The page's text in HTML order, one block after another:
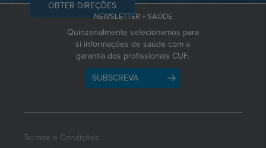
OBTER DIREÇÕES
NEWSLETTER + SAÚDE
Quinzenalmente selecionamos para
si informações de saúde com a
garantia dos profissionais CUF.
SUBSCREVA
Termos e Condições